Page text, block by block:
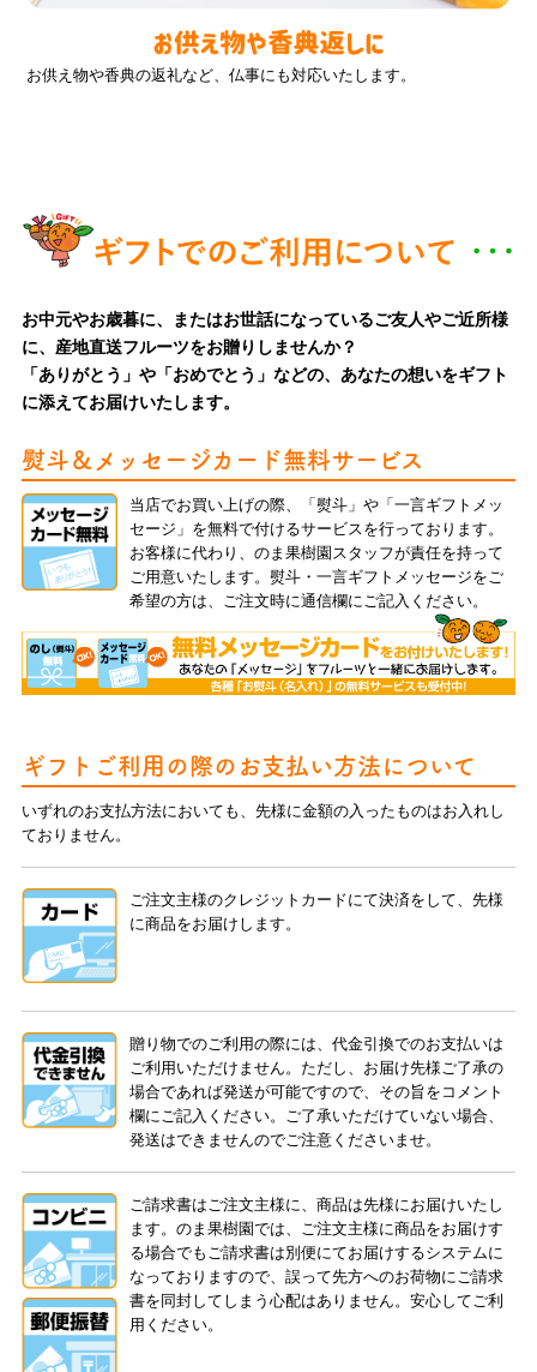
お供え物や香典の返礼など、仏事にも対応いたします。
お中元やお歳暮に、またはお世話になっているご友人やご近所様
に、産地直送フルーツをお贈りしませんか？
「ありがとう」や「おめでとう」などの、あなたの想いをギフト
に添えてお届けいたします。
熨斗＆メッセージカード無料サービス
当店でお買い上げの際、「熨斗」や「一言ギフトメッ
セージ」を無料で付けるサービスを行っております。
お客様に代わり、のま果樹園スタッフが責任を持って
ご用意いたします。熨斗・一言ギフトメッセージをご
希望の方は、ご注文時に通信欄にご記入ください。
ギフトご利用の際のお支払い方法について
いずれのお支払方法においても、先様に金額の入ったものはお入れし
ておりません。
ご注文主様のクレジットカードにて決済をして、先様
に商品をお届けします。
贈り物でのご利用の際には、代金引換でのお支払いは
ご利用いただけません。ただし、お届け先様ご了承の
場合であれば発送が可能ですので、その旨をコメント
欄にご記入ください。ご了承いただけていない場合、
発送はできませんのでご注意くださいませ。
ご請求書はご注文主様に、商品は先様にお届けいたし
ます。のま果樹園では、ご注文主様に商品をお届けす
る場合でもご請求書は別便にてお届けするシステムに
なっておりますので、誤って先方へのお荷物にご請求
書を同封してしまう心配はありません。安心してご利
用ください。